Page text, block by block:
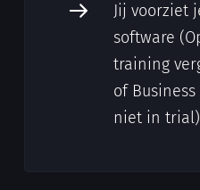
Jij voorziet
software
training
of
niet in trial)